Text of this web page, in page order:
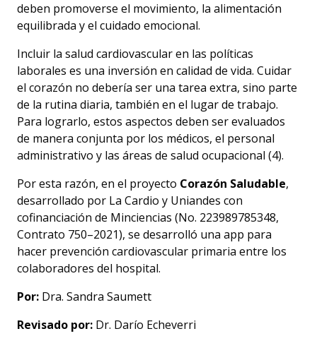
deben promoverse el movimiento, la alimentación
equilibrada y el cuidado emocional.
Incluir la salud cardiovascular en las políticas
laborales es una inversión en calidad de vida. Cuidar
el corazón no debería ser una tarea extra, sino parte
de la rutina diaria, también en el lugar de trabajo.
Para lograrlo, estos aspectos deben ser evaluados
de manera conjunta por los médicos, el personal
administrativo y las áreas de salud ocupacional (4).
Por esta razón, en el proyecto Corazón Saludable,
desarrollado por La Cardio y Uniandes con
cofinanciación de Minciencias (No. 223989785348,
Contrato 750–2021), se desarrolló una app para
hacer prevención cardiovascular primaria entre los
colaboradores del hospital.
Por: Dra. Sandra Saumett
Revisado por: Dr. Darío Echeverri